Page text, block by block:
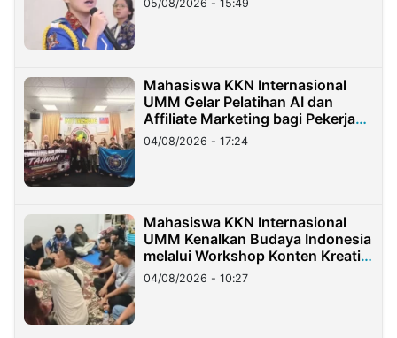
05/08/2026 - 15:49
Mahasiswa KKN Internasional
UMM Gelar Pelatihan AI dan
Affiliate Marketing bagi Pekerja
Migran Indonesia di Taiwan
04/08/2026 - 17:24
Mahasiswa KKN Internasional
UMM Kenalkan Budaya Indonesia
melalui Workshop Konten Kreatif
di Taiwan
04/08/2026 - 10:27